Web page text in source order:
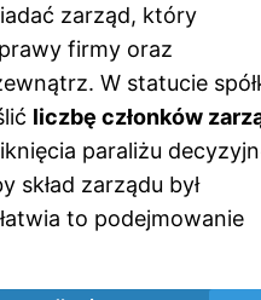
zarząd, który
firmy oraz
W statucie
liczbę członków
paraliżu
skład zarządu był
to podejmowanie